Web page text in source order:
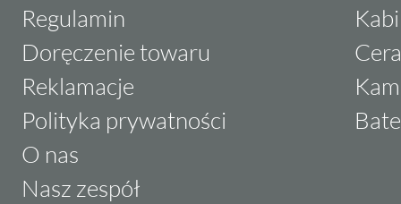
Regulamin
Doręczenie towaru
Reklamacje
Polityka prywatności
O nas
Nasz zespół